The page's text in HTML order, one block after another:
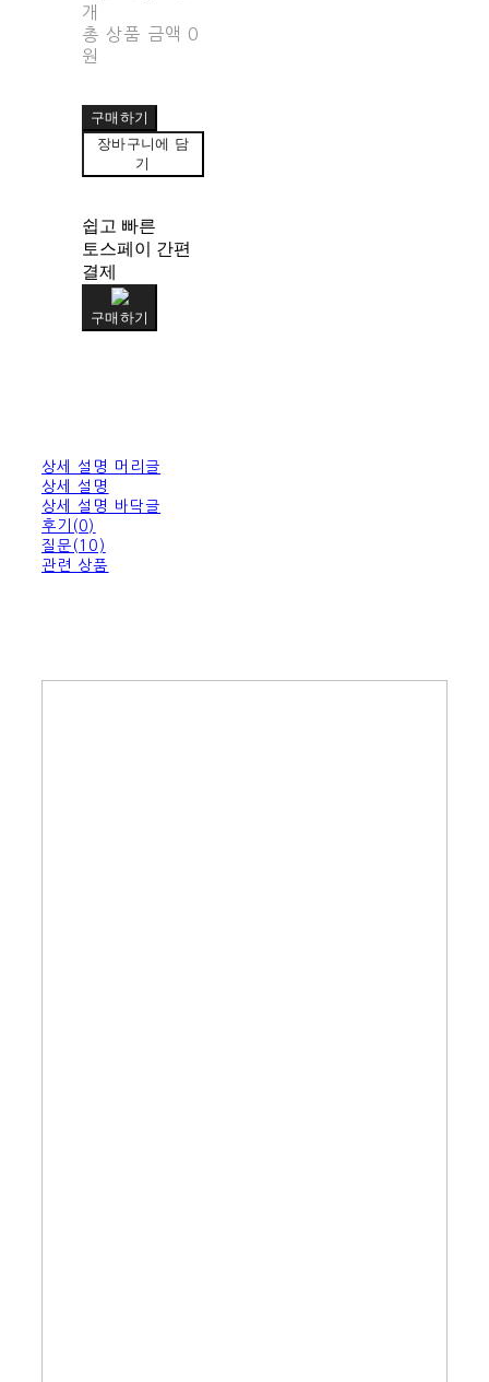
개
총 상품 금액 0
원
구매하기
장바구니에 담
기
쉽고 빠른
토스페이 간편
결제
구매하기
상세 설명 머리글
상세 설명
상세 설명 바닥글
후기(0)
질문(10)
관련 상품